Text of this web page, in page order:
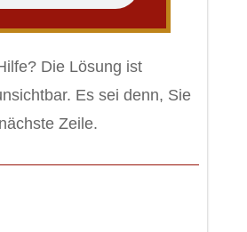
Die Lösung ist
Es sei denn, Sie
Zeile.